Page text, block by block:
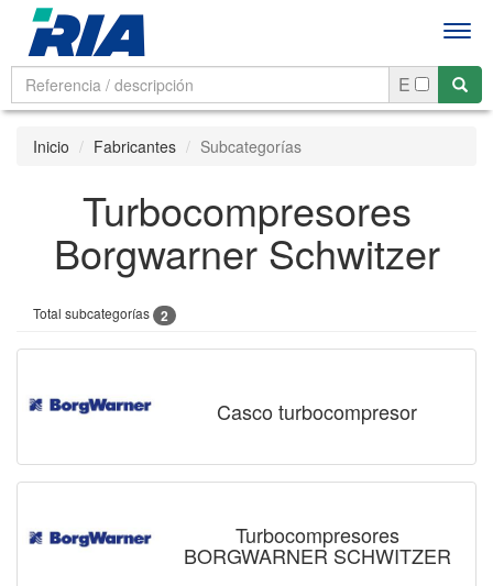
E
Inicio Fabricantes Subcategorías
Turbocompresores
Borgwarner Schwitzer
Total subcategorías 2
Casco turbocompresor
Turbocompresores
BORGWARNER SCHWITZER